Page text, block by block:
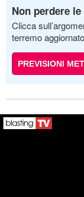
Non perdere
Clicca
terremo
PREVISIONI